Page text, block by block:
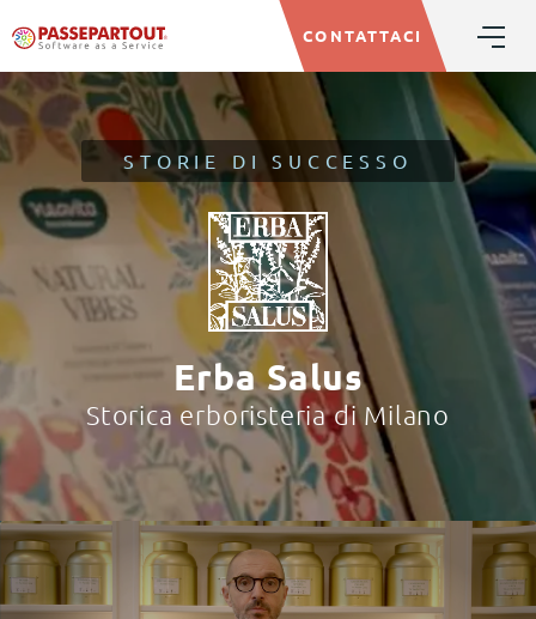
CONTATTACI
STORIE DI SUCCESSO
Erba Salus
Storica erboristeria di Milano